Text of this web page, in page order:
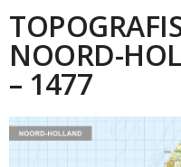
NOORD-
– 1477